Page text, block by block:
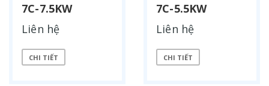
7C-7.5KW
Liên hệ
CHI TIẾT
7C-5.5KW
Liên hệ
CHI TIẾT